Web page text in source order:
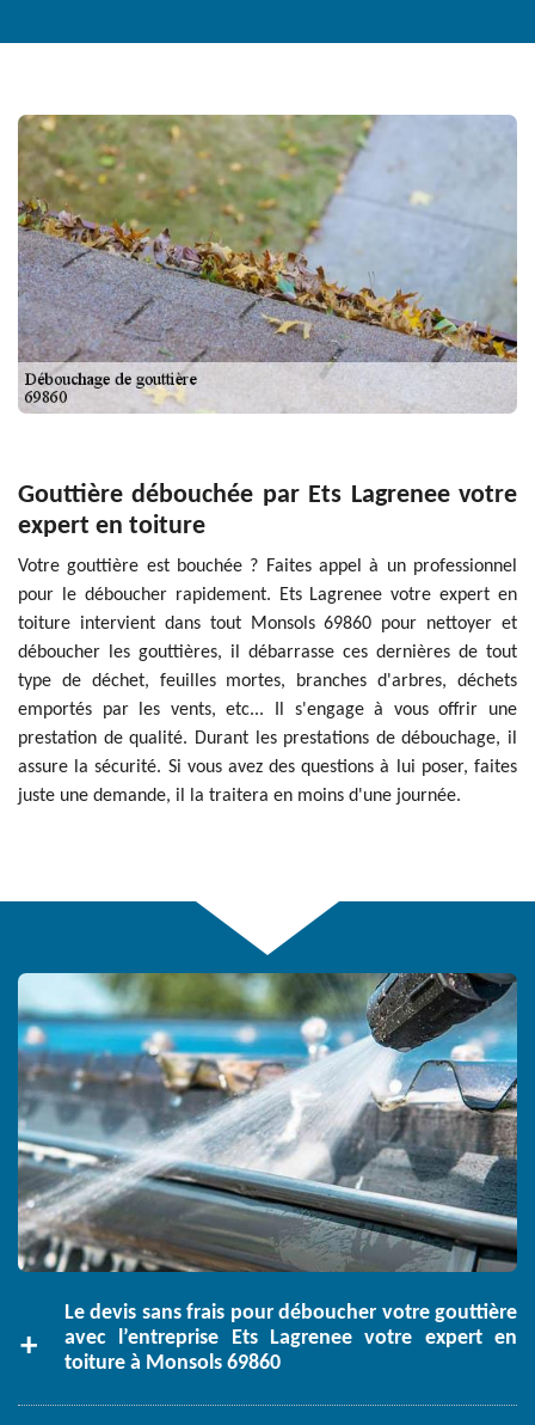
Gouttière débouchée par Ets Lagrenee votre
expert en toiture
Votre gouttière est bouchée ? Faites appel à un professionnel
pour le déboucher rapidement. Ets Lagrenee votre expert en
toiture intervient dans tout Monsols 69860 pour nettoyer et
déboucher les gouttières, il débarrasse ces dernières de tout
type de déchet, feuilles mortes, branches d'arbres, déchets
emportés par les vents, etc... Il s'engage à vous offrir une
prestation de qualité. Durant les prestations de débouchage, il
assure la sécurité. Si vous avez des questions à lui poser, faites
juste une demande, il la traitera en moins d'une journée.
Le devis sans frais pour déboucher votre gouttière
avec l’entreprise Ets Lagrenee votre expert en
toiture à Monsols 69860